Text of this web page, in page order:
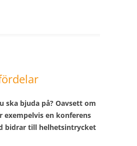
ska bjuda på? Oavsett om
en konferens
bidrar till helhetsintrycket